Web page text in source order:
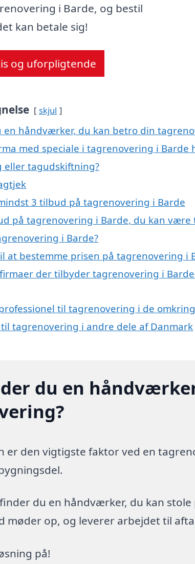
i Barde, og bestil
kan betale sig!
og uforpligtende
skjul
en håndværker, du kan betro din
med speciale i tagrenovering i Barde
eller tagudskiftning?
3 tilbud på tagrenovering i Barde
på tagrenovering i Barde, du kan være
i Barde?
at bestemme prisen på tagrenovering i
der tilbyder tagrenovering i
til tagrenovering i de
tagrenovering i andre dele af Danmark
du en
er den vigtigste faktor ved en
du en håndværker, du kan stole
møder op, og leverer arbejdet til
på!